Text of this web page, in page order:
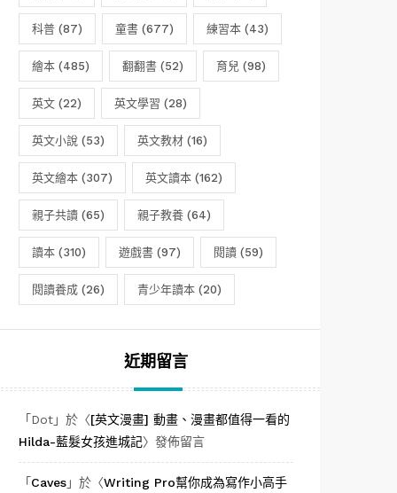
科普 (87) 童書 (677) 練習本 (43)
繪本 (485) 翻翻書 (52) 育兒 (98)
英文 (22) 英文學習 (28)
英文小說 (53) 英文教材 (16)
英文繪本 (307) 英文讀本 (162)
親子共讀 (65) 親子教養 (64)
讀本 (310) 遊戲書 (97) 閱讀 (59)
閱讀養成 (26) 青少年讀本 (20)
近期留言
「 Dot」於〈[英文漫畫] 動畫、漫畫都值得一看的
Hilda-藍髮女孩進城記〉發佈留言
「 Caves」於〈Writing Pro幫你成為寫作小高手